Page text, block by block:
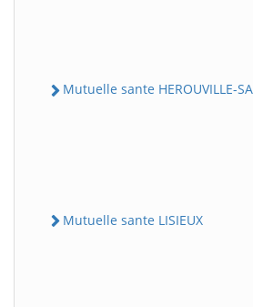
Mutuelle sante HEROUVILLE-
Mutuelle sante LISIEUX